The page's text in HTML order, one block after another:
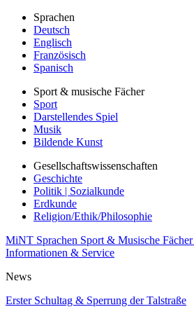
Sprachen
Deutsch
Englisch
Französisch
Spanisch
Sport & musische Fächer
Sport
Darstellendes Spiel
Musik
Bildende Kunst
Gesellschaftswissenschaften
Geschichte
Politik | Sozialkunde
Erdkunde
Religion/Ethik/Philosophie
MiNT Sprachen Sport & Musische Fächer
Informationen & Service
News
Erster Schultag & Sperrung der Talstraße